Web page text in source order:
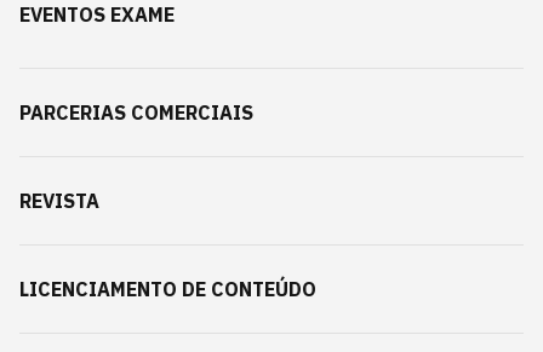
EVENTOS EXAME
PARCERIAS COMERCIAIS
REVISTA
LICENCIAMENTO DE CONTEÚDO